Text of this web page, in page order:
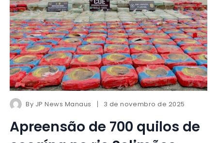
By JP News Manaus 3 de novembro de 2025
Apreensão de 700 quilos de